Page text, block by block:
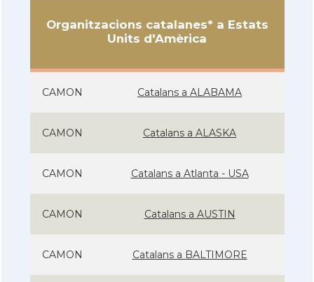
Organitzacions catalanes* a Estats
Units d'Amèrica
CAMON Catalans a ALABAMA
CAMON Catalans a ALASKA
CAMON Catalans a Atlanta - USA
CAMON Catalans a AUSTIN
CAMON Catalans a BALTIMORE